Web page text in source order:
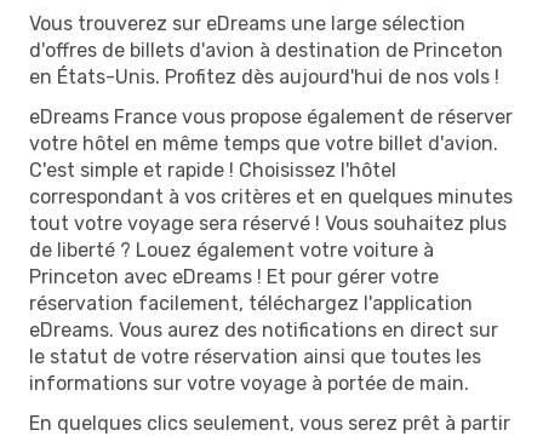
Vous trouverez sur eDreams une large sélection
d'offres de billets d'avion à destination de Princeton
en États-Unis. Profitez dès aujourd'hui de nos vols !
eDreams France vous propose également de réserver
votre hôtel en même temps que votre billet d'avion.
C'est simple et rapide ! Choisissez l'hôtel
correspondant à vos critères et en quelques minutes
tout votre voyage sera réservé ! Vous souhaitez plus
de liberté ? Louez également votre voiture à
Princeton avec eDreams ! Et pour gérer votre
réservation facilement, téléchargez l'application
eDreams. Vous aurez des notifications en direct sur
le statut de votre réservation ainsi que toutes les
informations sur votre voyage à portée de main.
En quelques clics seulement, vous serez prêt à partir